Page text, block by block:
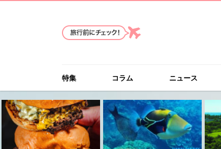
特集 コラム ニュース